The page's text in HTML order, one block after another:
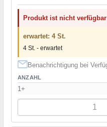
Produkt ist nicht verfügbar
erwartet: 4 St.
4 St. - erwartet
Benachrichtigung bei
ANZAHL
1+